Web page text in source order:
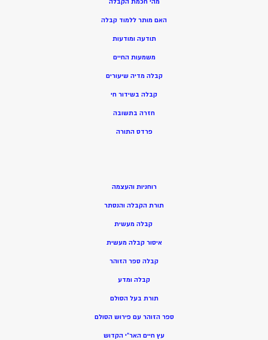
האם מותר ללמוד קבלה
תודעה ומודעות
משמעות החיים
קבלה מדיה שיעורים
קבלה בשידור חי
חזרה בתשובה
פרדס התורה
רוחניות והעצמה
תורת הקבלה והנסתר
קבלה מעשית
איסור קבלה מעשית
קבלה ספר הזוהר
קבלה ומדע
תורת בעל הסולם
ספר הזוהר עם פירוש הסולם
עץ חיים האר”י הקדוש